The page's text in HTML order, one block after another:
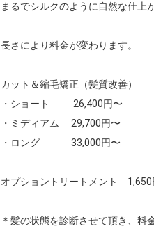
まるでシルクのように自然な仕上
長さにより料金が変わります。
カット＆縮毛矯正（髪質改善）
・ショート 　　 26,400円〜
・ミディアム　 29,700円〜
・ロング　　　 33,000円〜
オプショントリートメント　1,650
＊髪の状態を診断させて頂き、料